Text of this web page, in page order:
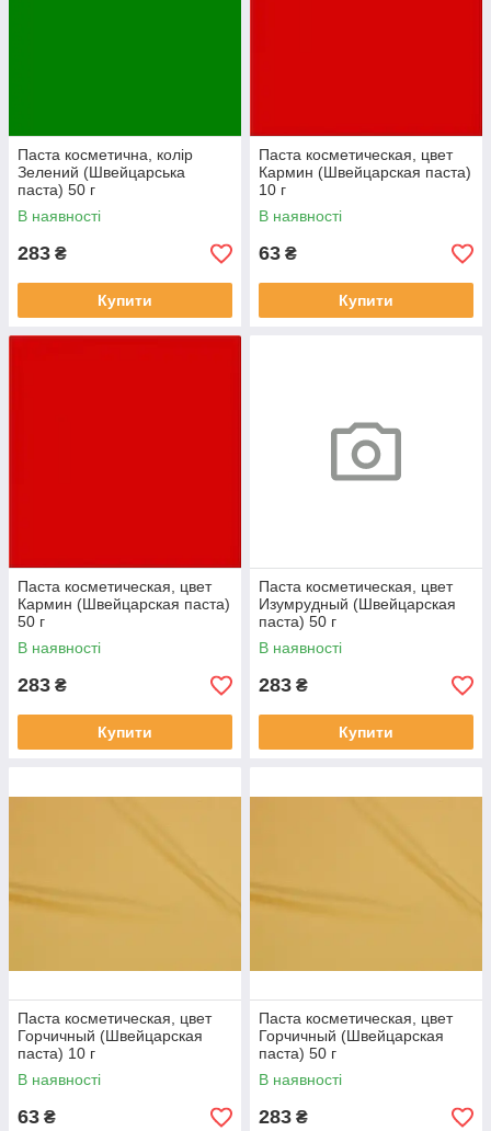
Паста косметична, колір
Зелений (Швейцарська
паста) 50 г
В наявності
283 ₴
Купити
Паста косметическая, цвет
Кармин (Швейцарская паста)
10 г
В наявності
63 ₴
Купити
Паста косметическая, цвет
Кармин (Швейцарская паста)
50 г
В наявності
283 ₴
Купити
Паста косметическая, цвет
Изумрудный (Швейцарская
паста) 50 г
В наявності
283 ₴
Купити
Паста косметическая, цвет
Горчичный (Швейцарская
паста) 10 г
В наявності
63 ₴
Паста косметическая, цвет
Горчичный (Швейцарская
паста) 50 г
В наявності
283 ₴